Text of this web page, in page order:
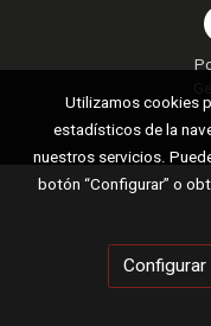
Utilizamos cookies
estadísticos de la
nuestros servicios.
botón “Configurar” o
Configurar